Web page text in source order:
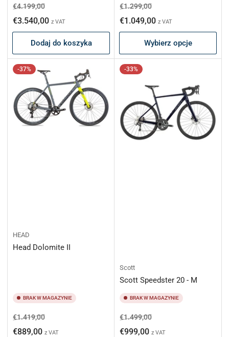
Cena
regularna
€4.199,00Cena
promocyjna
€3.540,00 z VAT
Dodaj do koszyka
Cena
regularna
€1.299,00Cena
promocyjna
€1.049,00 z VAT
Wybierz opcje
-37%
HEAD
Head Dolomite II
BRAK W MAGAZYNIE
Cena
regularna
€1.419,00Cena
promocyjna
€889,00 z VAT
-33%
Scott
Scott Speedster 20 - M
BRAK W MAGAZYNIE
Cena
regularna
€1.499,00Cena
promocyjna
€999,00 z VAT